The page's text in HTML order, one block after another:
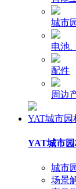
城市
电池
配件
周边
YAT城市园
YAT城市
城市
场景